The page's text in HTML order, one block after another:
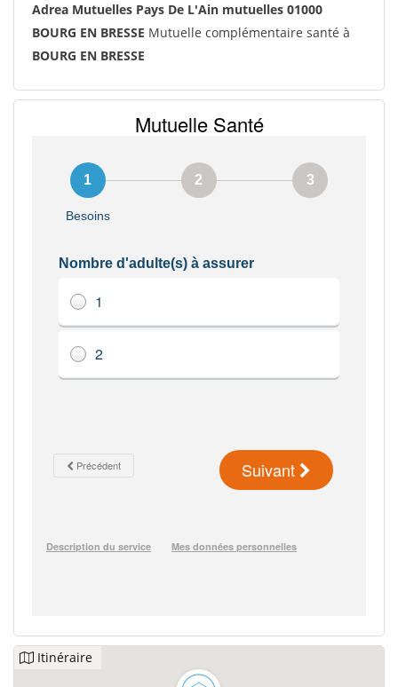
Adrea Mutuelles Pays De L'Ain mutuelles 01000
BOURG EN BRESSE Mutuelle complémentaire santé à
BOURG EN BRESSE
Itinéraire